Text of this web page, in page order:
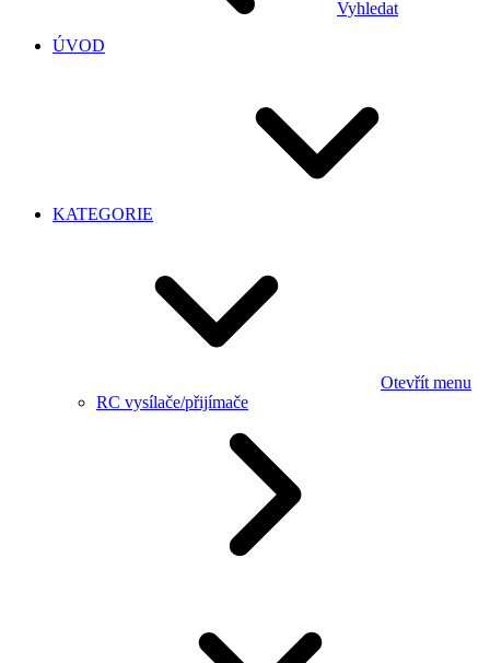
Vyhledat
ÚVOD
KATEGORIE
Otevřít menu
RC vysílače/přijímače